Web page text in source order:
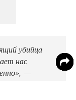
убийца
нас
—